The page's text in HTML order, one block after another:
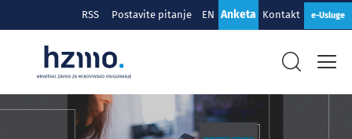
RSS Postavite pitanje EN Anketa Kontakt e-Usluge